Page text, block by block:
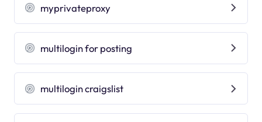
myprivateproxy
multilogin for posting
multilogin craigslist